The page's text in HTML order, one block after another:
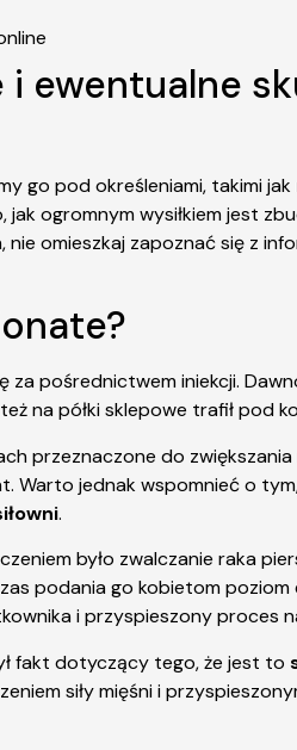
ewentualne
go pod określeniami, takimi jak
ogromnym wysiłkiem jest
omieszkaj zapoznać się z
pośrednictwem iniekcji.
na półki sklepowe trafił pod
przeznaczone do
Warto jednak wspomnieć o
.
było zwalczanie raka
podania go kobietom
i przyspieszony proces
fakt dotyczący tego, że jest to
siły mięśni i